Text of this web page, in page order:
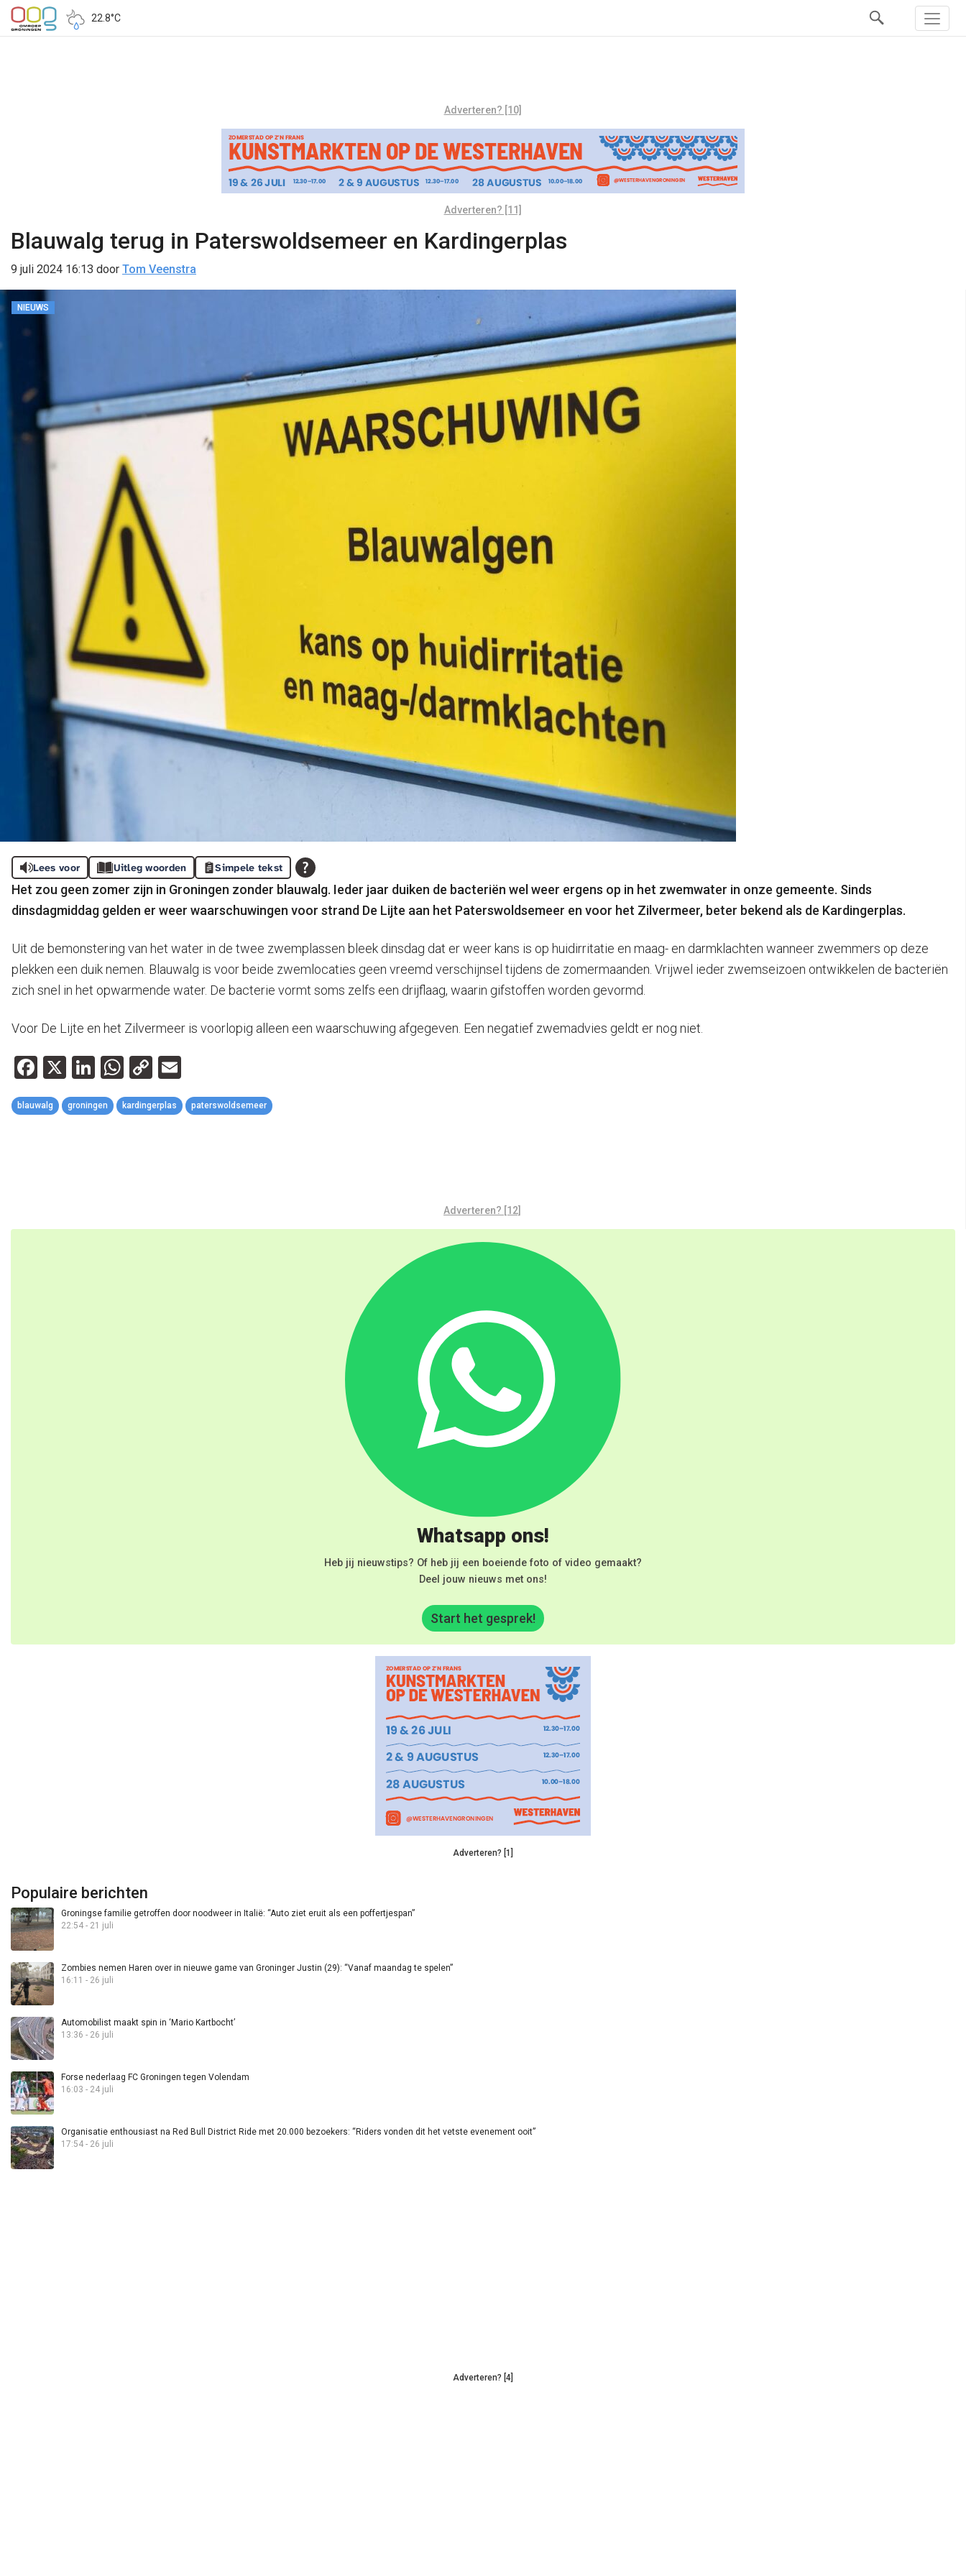
22.8°C
Adverteren? [10]
Adverteren? [11]
Blauwalg terug in Paterswoldsemeer en Kardingerplas
9 juli 2024 16:13 door Tom Veenstra
NIEUWS
Lees voor Uitleg woorden Simpele tekst
Het zou geen zomer zijn in Groningen zonder blauwalg. Ieder jaar duiken de bacteriën wel weer ergens op in het zwemwater in onze gemeente. Sinds
dinsdagmiddag gelden er weer waarschuwingen voor strand De Lijte aan het Paterswoldsemeer en voor het Zilvermeer, beter bekend als de Kardingerplas.
Uit de bemonstering van het water in de twee zwemplassen bleek dinsdag dat er weer kans is op huidirritatie en maag- en darmklachten wanneer zwemmers op deze
plekken een duik nemen. Blauwalg is voor beide zwemlocaties geen vreemd verschijnsel tijdens de zomermaanden. Vrijwel ieder zwemseizoen ontwikkelen de bacteriën
zich snel in het opwarmende water. De bacterie vormt soms zelfs een drijflaag, waarin gifstoffen worden gevormd.
Voor De Lijte en het Zilvermeer is voorlopig alleen een waarschuwing afgegeven. Een negatief zwemadvies geldt er nog niet.
Facebook
X LinkedIn
WhatsApp
Copy
Link
blauwalg groningen kardingerplas paterswoldsemeer
Adverteren? [12]
Whatsapp ons!
Heb jij nieuwstips? Of heb jij een boeiende foto of video gemaakt?
Deel jouw nieuws met ons!
Start het gesprek!
Adverteren? [1]
Populaire berichten
Groningse familie getroffen door noodweer in Italië: “Auto ziet eruit als een poffertjespan”
22:54 - 21 juli
Zombies nemen Haren over in nieuwe game van Groninger Justin (29): “Vanaf maandag te spelen”
16:11 - 26 juli
Automobilist maakt spin in ‘Mario Kartbocht’
13:36 - 26 juli
Forse nederlaag FC Groningen tegen Volendam
16:03 - 24 juli
Organisatie enthousiast na Red Bull District Ride met 20.000 bezoekers: “Riders vonden dit het vetste evenement ooit”
17:54 - 26 juli
Adverteren? [4]